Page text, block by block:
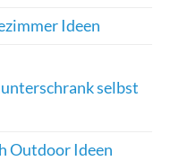
Ideen
selbst
Outdoor Ideen